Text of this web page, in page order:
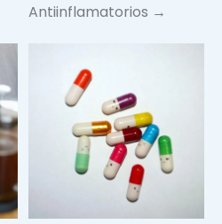
Antiinflamatorios →